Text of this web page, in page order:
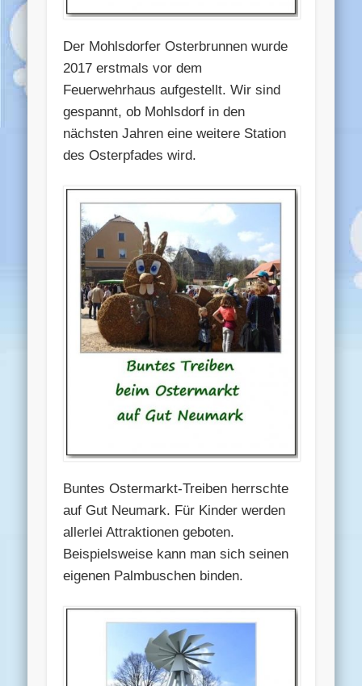
Der Mohlsdorfer Osterbrunnen wurde
2017 erstmals vor dem
Feuerwehrhaus aufgestellt. Wir sind
gespannt, ob Mohlsdorf in den
nächsten Jahren eine weitere Station
des Osterpfades wird.
Buntes Ostermarkt-Treiben herrschte
auf Gut Neumark. Für Kinder werden
allerlei Attraktionen geboten.
Beispielsweise kann man sich seinen
eigenen Palmbuschen binden.